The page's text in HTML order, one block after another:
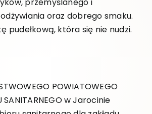
oraz dobrego smaku.
pudełkową, która się nie nudzi.
POWIATOWEGO
SANITARNEGO w Jarocinie